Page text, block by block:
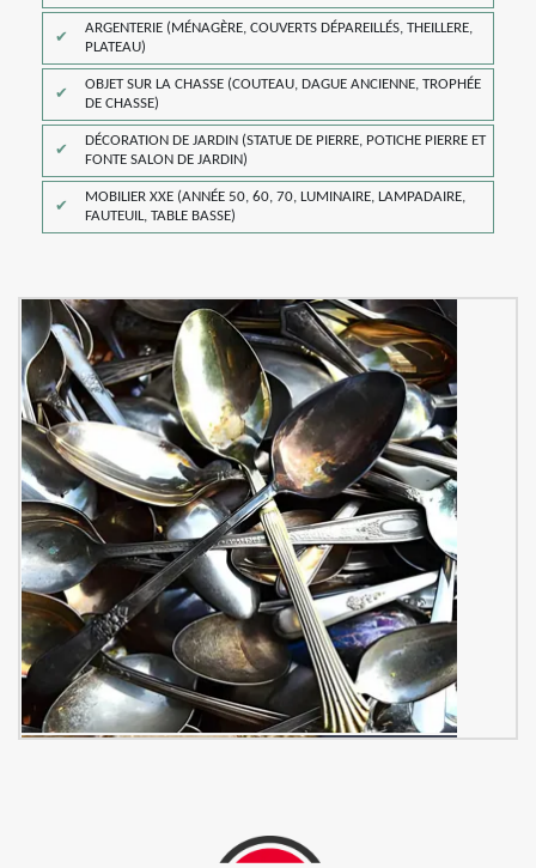
ARGENTERIE (MÉNAGÈRE, COUVERTS DÉPAREILLÉS, THEILLERE,
PLATEAU)
OBJET SUR LA CHASSE (COUTEAU, DAGUE ANCIENNE, TROPHÉE
DE CHASSE)
DÉCORATION DE JARDIN (STATUE DE PIERRE, POTICHE PIERRE ET
FONTE SALON DE JARDIN)
MOBILIER XXE (ANNÉE 50, 60, 70, LUMINAIRE, LAMPADAIRE,
FAUTEUIL, TABLE BASSE)